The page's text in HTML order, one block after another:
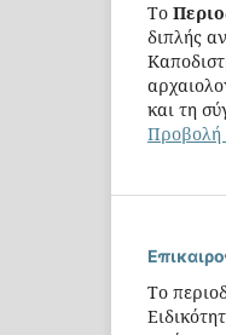
Tο
διπλής
και τη
Προβολή
Το